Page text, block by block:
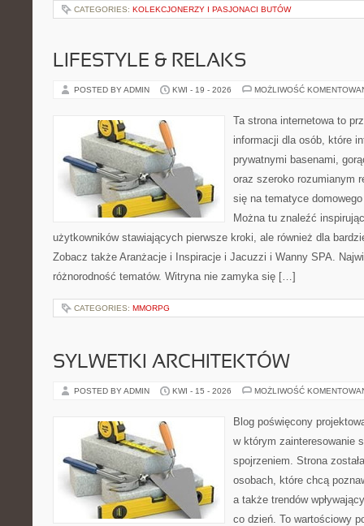
CATEGORIES: KOLEKCJONERZY I PASJONACI BUTÓW
LIFESTYLE & RELAKS
POSTED BY ADMIN KWI - 19 - 2026 MOŻLIWOŚĆ
Ta strona internetowa to
informacji dla osób, które
prywatnymi basenami,
oraz szeroko rozumianym
się na tematyce
Można tu znaleźć
użytkowników stawiających pierwsze kroki, ale również dla
Zobacz także Aranżacje i Inspiracje i Jacuzzi i Wanny SPA.
różnorodność tematów. Witryna nie zamyka się […]
CATEGORIES: MMORPG
SYLWETKI ARCHITEKTÓW
POSTED BY ADMIN KWI - 15 - 2026 MOŻLIWOŚĆ
Blog poświęcony
w którym zainteresowanie
spojrzeniem. Strona
osobach, które chcą
a także trendów
co dzień. To wartościowy